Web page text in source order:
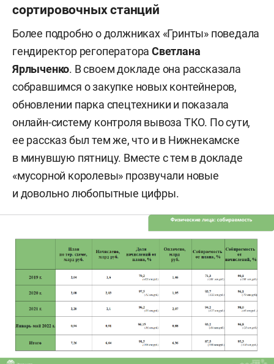
сортировочных станций
Более подробно о должниках «Гринты» поведала
гендиректор регоператораСветлана
Ярлыченко. В своем докладе она рассказала
собравшимся о закупке новых контейнеров,
обновлении парка спецтехники и показала
онлайн-систему контроля вывоза ТКО. По сути,
ее рассказ был тем же, что и в Нижнекамске
в минувшую пятницу. Вместе с тем в докладе
«мусорной королевы» прозвучали новые
и довольно любопытные цифры.